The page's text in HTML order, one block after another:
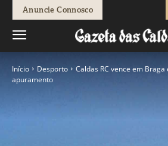
Anuncie Connosco
Início Desporto
Caldas RC vence em Braga
apuramento